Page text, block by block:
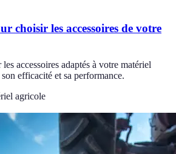
choisir les accessoires de votre
accessoires adaptés à votre matériel
efficacité et sa performance.
agricole